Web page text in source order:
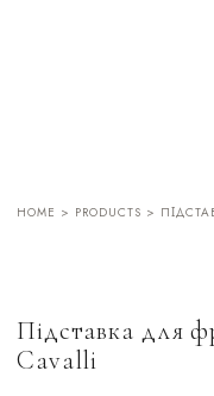
HOME > PRODUCTS >
Підставка для
Cavalli